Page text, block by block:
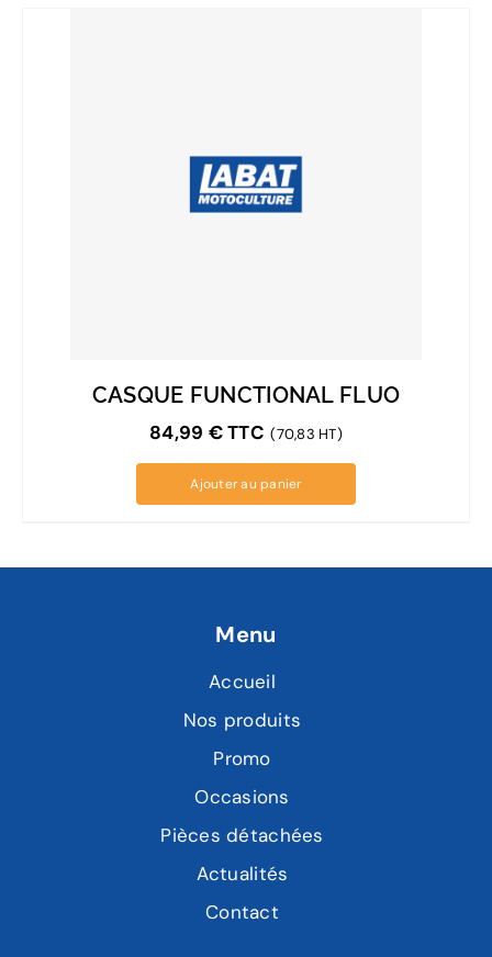
CASQUE FUNCTIONAL FLUO
84,99 €TTC (70,83 HT)
Ajouter au panier
Menu
Accueil
Nos produits
Promo
Occasions
Pièces détachées
Actualités
Contact